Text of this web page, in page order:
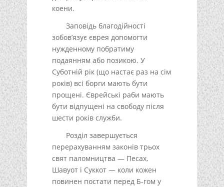
коени.
Заповідь благодійності
зобов’язує єврея допомогти
нужденному побратиму
подаянням або позикою. У
Суботній рік (що настає раз на сім
років) всі борги мають бути
прощені. Єврейські раби мають
бути відпущені на свободу після
шести років служби.
Розділ завершується
перерахуванням законів трьох
свят паломництва — Песах,
Шавуот і Суккот — коли кожен
повинен постати перед Б-гом у